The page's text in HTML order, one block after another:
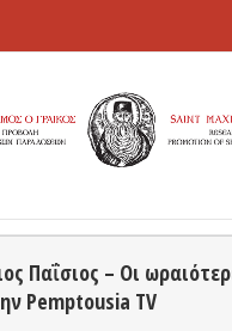
Παΐσιος – Οι
Pemptousia TV